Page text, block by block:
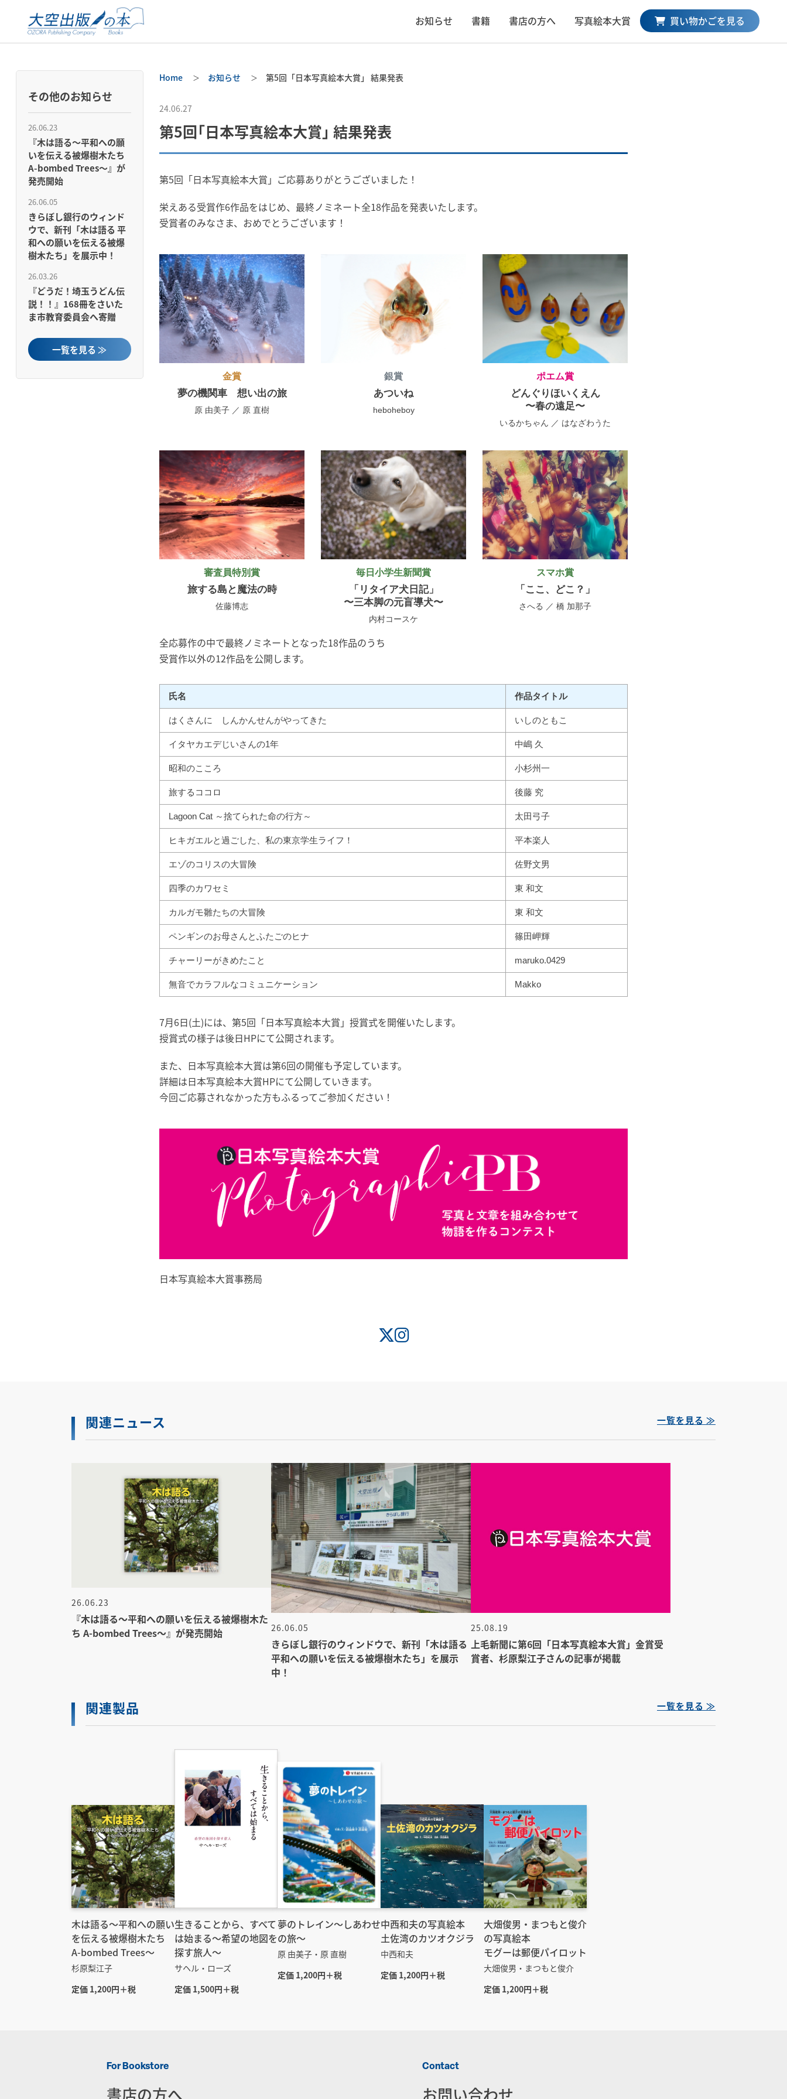
お知らせ 書籍 書店の方へ 写真絵本大賞 買い物かごを見る
Home お知らせ 第5回「日本写真絵本大賞」 結果発表
24.06.27
第5回「日本写真絵本大賞」 結果発表
第5回「日本写真絵本大賞」ご応募ありがとうございました！
栄えある受賞作6作品をはじめ、最終ノミネート全18作品を発表いたします。
受賞者のみなさま、おめでとうございます！
金賞
夢の機関車 想い出の旅
原 由美子 ／ 原 直樹
銀賞
あついね
heboheboy
ポエム賞
どんぐりほいくえん
〜春の遠足〜
いるかちゃん ／ はなざわうた
審査員特別賞
旅する島と魔法の時
佐藤博志
毎日小学生新聞賞
「リタイア犬日記」
〜三本脚の元盲導犬〜
内村コースケ
スマホ賞
「ここ、どこ？」
さへる ／ 橋 加那子
全応募作の中で最終ノミネートとなった18作品のうち
受賞作以外の12作品を公開します。
氏名 作品タイトル
はくさんに しんかんせんがやってきた いしのともこ
イタヤカエデじいさんの1年 中嶋 久
昭和のこころ 小杉州一
旅するココロ 後藤 究
Lagoon Cat ～捨てられた命の行方～ 太田弓子
ヒキガエルと過ごした、私の東京学生ライフ！ 平本楽人
エゾのコリスの大冒険 佐野文男
四季のカワセミ 東 和文
カルガモ雛たちの大冒険 東 和文
ペンギンのお母さんとふたごのヒナ 篠田岬輝
チャーリーがきめたこと maruko.0429
無音でカラフルなコミュニケーション Makko
7月6日(土)には、第5回「日本写真絵本大賞」授賞式を開催いたします。
授賞式の様子は後日HPにて公開されます。
また、日本写真絵本大賞は第6回の開催も予定しています。
詳細は日本写真絵本大賞HPにて公開していきます。
今回ご応募されなかった方もふるってご参加ください！
日本写真絵本大賞事務局
その他のお知らせ
26.06.23
『木は語る〜平和への願
いを伝える被爆樹木たち
A-bombed Trees〜』が
発売開始
26.06.05
きらぼし銀行のウィンド
ウで、新刊「木は語る 平
和への願いを伝える被爆
樹木たち」を展示中！
26.03.26
『どうだ！埼玉うどん伝
説！！』168冊をさいた
ま市教育委員会へ寄贈
一覧を見る ≫
関連ニュース 一覧を見る ≫
26.06.23
『木は語る〜平和への願いを伝える被爆樹木た
ち A-bombed Trees〜』が発売開始
26.06.05
きらぼし銀行のウィンドウで、新刊「木は語る
平和への願いを伝える被爆樹木たち」を展示
中！
25.08.19
上毛新聞に第6回「日本写真絵本大賞」金賞受
賞者、杉原梨江子さんの記事が掲載
関連製品 一覧を見る ≫
木は語る〜平和への願い
を伝える被爆樹木たち
A-bombed Trees〜
杉原梨江子
定価 1,200円＋税
生きることから、すべて
は始まる～希望の地図を
探す旅人～
サヘル・ローズ
定価 1,500円＋税
夢のトレイン～しあわせ
の旅～
原 由美子・原 直樹
定価 1,200円＋税
中西和夫の写真絵本
土佐湾のカツオクジラ
中西和夫
定価 1,200円＋税
大畑俊男・まつもと俊介
の写真絵本
モグーは郵便パイロット
大畑俊男・まつもと俊介
定価 1,200円＋税
For Bookstore
書店の方へ
Contact
お問い合わせ